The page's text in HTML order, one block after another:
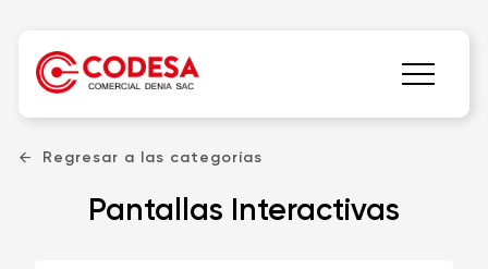
Regresar a las categorías
Pantallas Interactivas